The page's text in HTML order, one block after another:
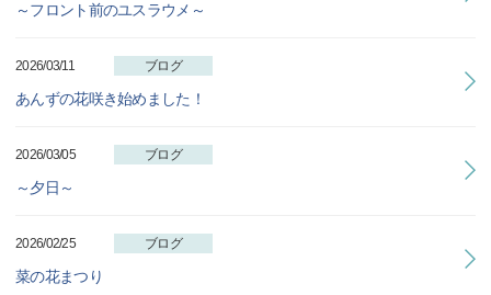
～フロント前のユスラウメ～
2026/03/11 ブログ
あんずの花咲き始めました！
2026/03/05 ブログ
～夕日～
2026/02/25 ブログ
菜の花まつり